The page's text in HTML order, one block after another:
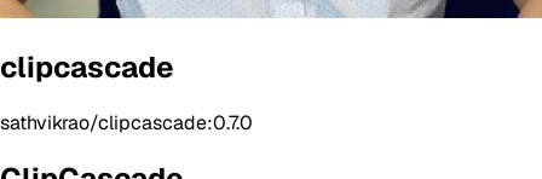
clipcascade
sathvikrao/clipcascade:0.7.0